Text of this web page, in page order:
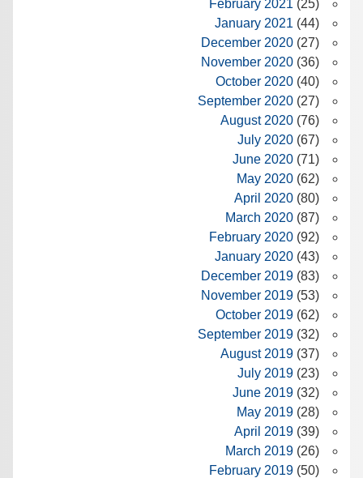
February 2021 (25)
January 2021 (44)
December 2020 (27)
November 2020 (36)
October 2020 (40)
September 2020 (27)
August 2020 (76)
July 2020 (67)
June 2020 (71)
May 2020 (62)
April 2020 (80)
March 2020 (87)
February 2020 (92)
January 2020 (43)
December 2019 (83)
November 2019 (53)
October 2019 (62)
September 2019 (32)
August 2019 (37)
July 2019 (23)
June 2019 (32)
May 2019 (28)
April 2019 (39)
March 2019 (26)
February 2019 (50)